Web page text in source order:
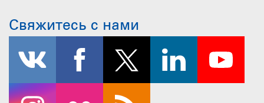
Свяжитесь с нами